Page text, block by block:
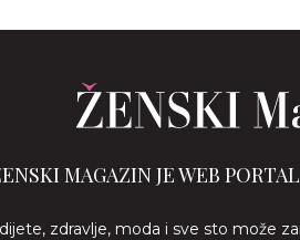
MAGAZIN JE WEB
zdravlje, moda i sve sto može